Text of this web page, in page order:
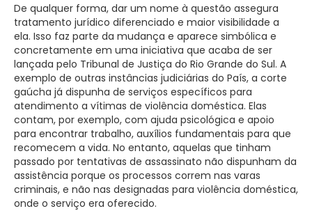
De qualquer forma, dar um nome à questão assegura
tratamento jurídico diferenciado e maior visibilidade a
ela. Isso faz parte da mudança e aparece simbólica e
concretamente em uma iniciativa que acaba de ser
lançada pelo Tribunal de Justiça do Rio Grande do Sul. A
exemplo de outras instâncias judiciárias do País, a corte
gaúcha já dispunha de serviços específicos para
atendimento a vítimas de violência doméstica. Elas
contam, por exemplo, com ajuda psicológica e apoio
para encontrar trabalho, auxílios fundamentais para que
recomecem a vida. No entanto, aquelas que tinham
passado por tentativas de assassinato não dispunham da
assistência porque os processos correm nas varas
criminais, e não nas designadas para violência doméstica,
onde o serviço era oferecido.